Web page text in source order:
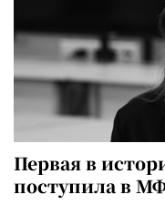
Первая в
поступила в